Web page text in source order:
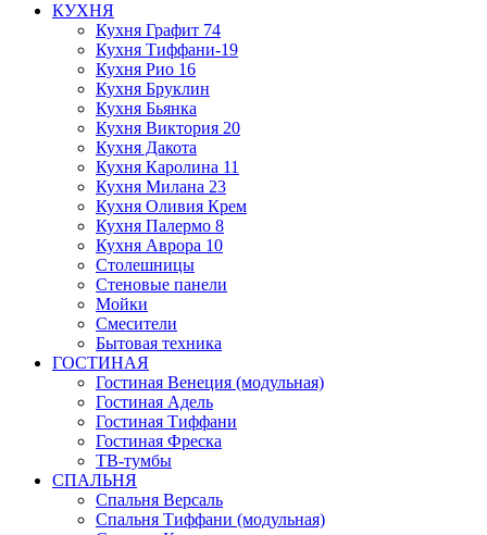
КУХНЯ
Кухня Графит 74
Кухня Тиффани-19
Кухня Рио 16
Кухня Бруклин
Кухня Бьянка
Кухня Виктория 20
Кухня Дакота
Кухня Каролина 11
Кухня Милана 23
Кухня Оливия Крем
Кухня Палермо 8
Кухня Аврора 10
Столешницы
Стеновые панели
Мойки
Смесители
Бытовая техника
ГОСТИНАЯ
Гостиная Венеция (модульная)
Гостиная Адель
Гостиная Тиффани
Гостиная Фреска
ТВ-тумбы
СПАЛЬНЯ
Спальня Версаль
Спальня Тиффани (модульная)